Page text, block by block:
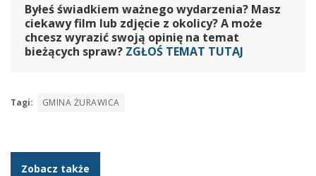
Byłeś świadkiem ważnego wydarzenia? Masz
ciekawy film lub zdjęcie z okolicy? A może
chcesz wyrazić swoją opinię na temat
bieżących spraw? ZGŁOŚ TEMAT TUTAJ
Tagi: GMINA ŻURAWICA
Zobacz także